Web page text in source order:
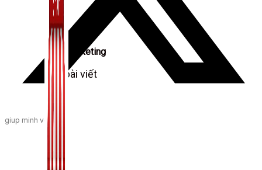
Zalo Marketing
104 bài viết
New
giup minh voi